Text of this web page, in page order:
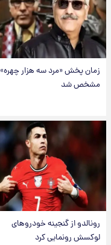
زمان پخش «مرد سه هزار چهره»
مشخص شد
رونالدو از گنجینه خودروهای
لوکسش رونمایی کرد